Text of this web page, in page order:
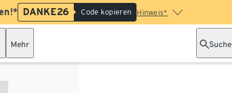
DANKE26 Code kopieren Hinweis*
Mehr Suche